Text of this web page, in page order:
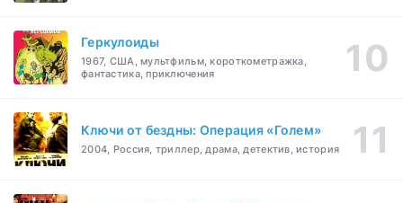
Геркулоиды
1967, США, мультфильм, короткометражка,
фантастика, приключения
Ключи от бездны: Операция «Голем»
2004, Россия, триллер, драма, детектив, история